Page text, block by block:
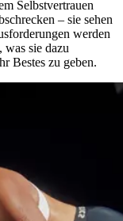
Selbstvertrauen
– sie sehen
werden
was sie dazu
Bestes zu geben.